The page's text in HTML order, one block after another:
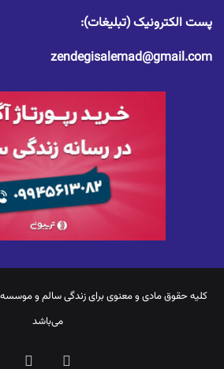
پست الکترونیک (تبلیغات):
zendegisalemad@gmail.com
کلیه حقوق مادی و معنوی برایزندگی سالم و موسسه
می‌باشد
یوتیوب